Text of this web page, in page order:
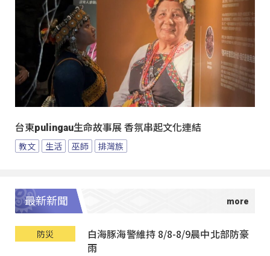
台東pulingau生命故事展 香氛串起文化連結
教文 生活 巫師 排灣族
最新新聞
防災
白海豚海警維持 8/8-8/9晨中北部防豪
雨